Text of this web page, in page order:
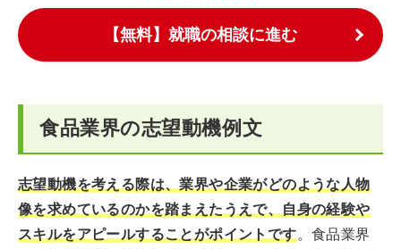
【無料】就職の相談に進む
食品業界の志望動機例文
志望動機を考える際は、業界や企業がどのような人物
像を求めているのかを踏まえたうえで、自身の経験や
スキルをアピールすることがポイントです。食品業界